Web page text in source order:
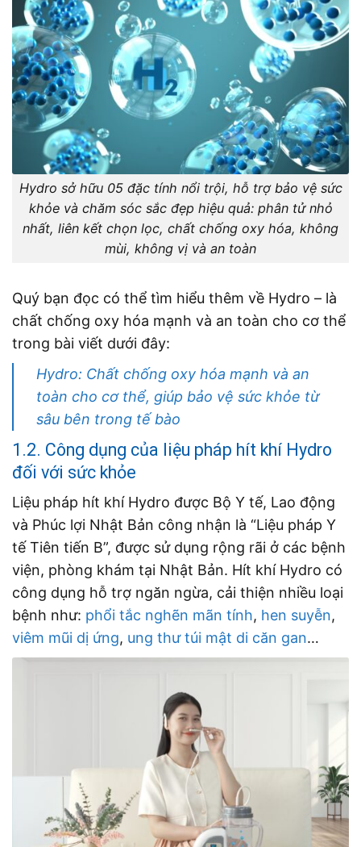
Hydro sở hữu 05 đặc tính nổi trội, hỗ trợ bảo vệ sức
khỏe và chăm sóc sắc đẹp hiệu quả: phân tử nhỏ
nhất, liên kết chọn lọc, chất chống oxy hóa, không
mùi, không vị và an toàn
Quý bạn đọc có thể tìm hiểu thêm về Hydro – là
chất chống oxy hóa mạnh và an toàn cho cơ thể
trong bài viết dưới đây:
Hydro: Chất chống oxy hóa mạnh và an
toàn cho cơ thể, giúp bảo vệ sức khỏe từ
sâu bên trong tế bào
1.2. Công dụng của liệu pháp hít khí Hydro
đối với sức khỏe
Liệu pháp hít khí Hydro được Bộ Y tế, Lao động
và Phúc lợi Nhật Bản công nhận là “Liệu pháp Y
tế Tiên tiến B”, được sử dụng rộng rãi ở các bệnh
viện, phòng khám tại Nhật Bản. Hít khí Hydro có
công dụng hỗ trợ ngăn ngừa, cải thiện nhiều loại
bệnh như: phổi tắc nghẽn mãn tính, hen suyễn,
viêm mũi dị ứng, ung thư túi mật di căn gan…